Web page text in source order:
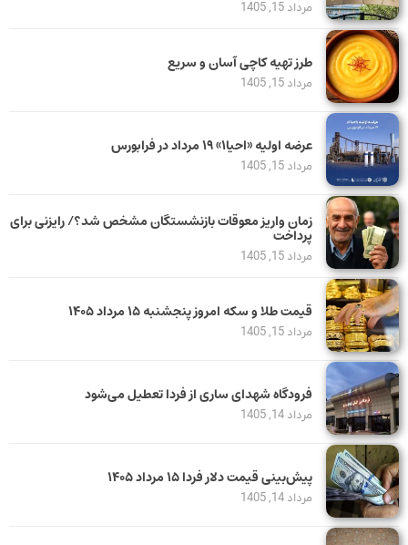
مرداد 15, 1405
طرز تهیه کاچی آسان و سریع
مرداد 15, 1405
عرضه اولیه «احیا۱» ۱۹ مرداد در فرابورس
مرداد 15, 1405
زمان واریز معوقات بازنشستگان مشخص شد؟/ رایزنی برای
پرداخت
مرداد 15, 1405
قیمت طلا و سکه امروز پنجشنبه ۱۵ مرداد ۱۴۰۵
مرداد 15, 1405
فرودگاه شهدای ساری از فردا تعطیل می‌شود
مرداد 14, 1405
پیش‌بینی قیمت دلار فردا ۱۵ مرداد ۱۴۰۵
مرداد 14, 1405